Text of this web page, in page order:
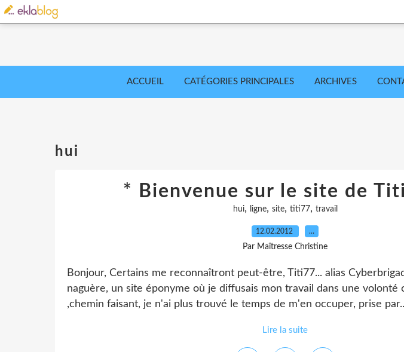
ACCUEIL CATÉGORIES PRINCIPALES ARCHIVES
hui
* Bienvenue sur le site de
hui, ligne, site, titi77, travail
12.02.2012 …
Par Maîtresse Christine
Bonjour, Certains me reconnaîtront peut-être, Titi77... alias
naguère, un site éponyme où je diffusais mon travail dans une volonté
,chemin faisant, je n'ai plus trouvé le temps de m'en occuper, prise
Lire la suite